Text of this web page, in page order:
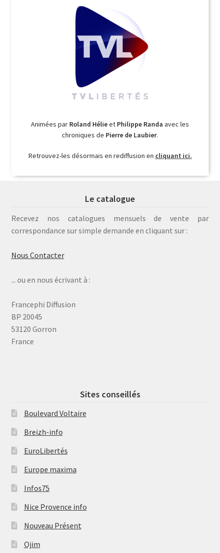
Animées par Roland Hélieet Philippe Randa avec les
chroniques de Pierre de Laubier.
Retrouvez-les désormais en rediffusion en cliquant ici.
Le catalogue
Recevez nos catalogues mensuels de vente par
correspondance sur simple demande en cliquant sur :
Nous Contacter
... ou en nous écrivant à :
Francephi Diffusion
BP 20045
53120 Gorron
France
Sites conseillés
Boulevard Voltaire
Breizh-info
EuroLibertés
Europe maxima
Infos75
Nice Provence info
Nouveau Présent
Ojim